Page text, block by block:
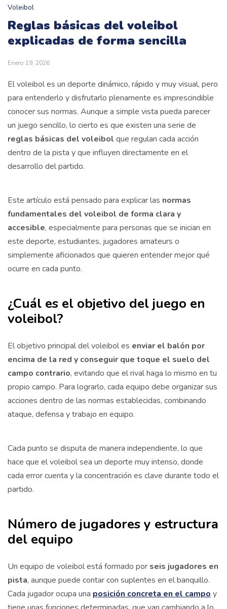
Voleibol
Reglas básicas del voleibol
explicadas de forma sencilla
Enero 19, 2026
El voleibol es un deporte dinámico, rápido y muy visual, pero
para entenderlo y disfrutarlo plenamente es imprescindible
conocer sus normas. Aunque a simple vista pueda parecer
un juego sencillo, lo cierto es que existen una serie de
reglas básicas del voleibol que regulan cada acción
dentro de la pista y que influyen directamente en el
desarrollo del partido.
Este artículo está pensado para explicar las normas
fundamentales del voleibol de forma clara y
accesible, especialmente para personas que se inician en
este deporte, estudiantes, jugadores amateurs o
simplemente aficionados que quieren entender mejor qué
ocurre en cada punto.
¿Cuál es el objetivo del juego en
voleibol?
El objetivo principal del voleibol es enviar el balón por
encima de la red y conseguir que toque el suelo del
campo contrario, evitando que el rival haga lo mismo en tu
propio campo. Para lograrlo, cada equipo debe organizar sus
acciones dentro de las normas establecidas, combinando
ataque, defensa y trabajo en equipo.
Cada punto se disputa de manera independiente, lo que
hace que el voleibol sea un deporte muy intenso, donde
cada error cuenta y la concentración es clave durante todo el
partido.
Número de jugadores y estructura
del equipo
Un equipo de voleibol está formado por seis jugadores en
pista, aunque puede contar con suplentes en el banquillo.
Cada jugador ocupa una posición concreta en el campo y